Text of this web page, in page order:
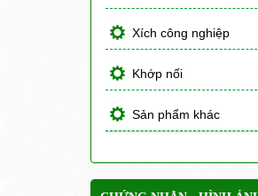
Xích công nghiệp
Khớp nối
Sản phẩm khác